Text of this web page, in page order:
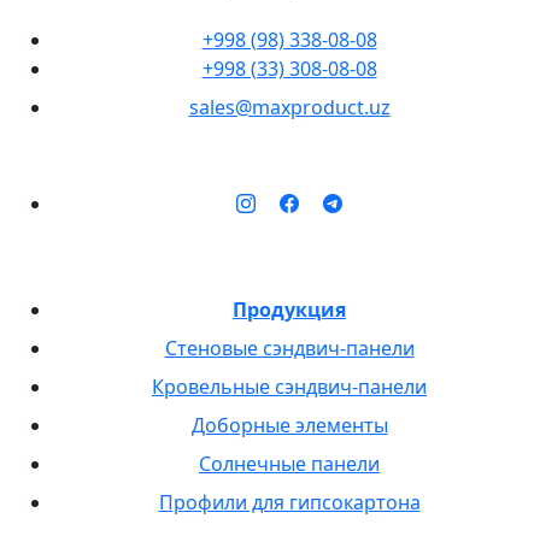
+998 (98) 338-08-08
+998 (33) 308-08-08
sales@maxproduct.uz
Продукция
Стеновые сэндвич-панели
Кровельные сэндвич-панели
Доборные элементы
Солнечные панели
Профили для гипсокартона